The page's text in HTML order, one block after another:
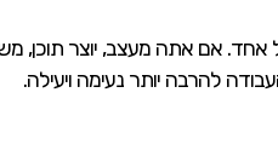
לכל אחד. אם אתה מעצב, יוצר